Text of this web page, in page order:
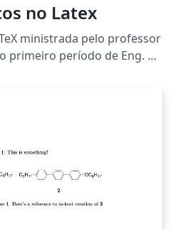
no Latex
ministrada pelo professor
primeiro período de Eng. da
de Timóteo.